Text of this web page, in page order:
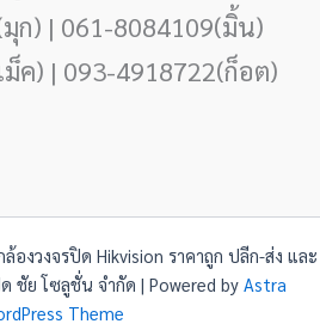
ก) | 061-8084109(มิ้น)
ค) | 093-4918722(ก็อต)
งวงจรปิด Hikvision ราคาถูก ปลีก-ส่ง และ
ชัย โซลูชั่น จำกัด | Powered by Astra
Theme